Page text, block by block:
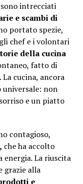
intrecciati
e scambi di
portato spezie,
chef e i volontari
della cucina
fatto di
cucina, ancora
universale: non
e un piatto
contagioso,
che ha accolto
energia. La riuscita
grazie alla
e